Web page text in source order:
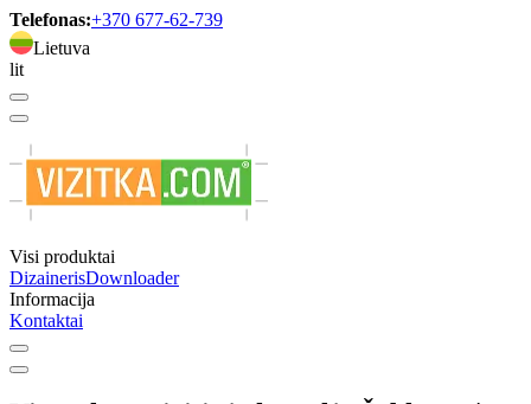
Telefonas:+370 677-62-739
Lietuva
lit
Visi produktai
DizainerisDownloader
Informacija
Kontaktai